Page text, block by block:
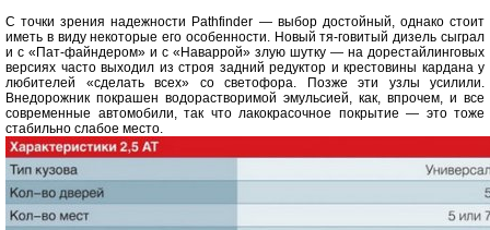
С точки зрения надежности Pathfinder — выбор достойный, однако стоит
иметь в виду некоторые его особенности. Новый тя-говитый дизель сыграл
и с «Пат-файндером» и с «Наваррой» злую шутку — на дорестайлинговых
версиях часто выходил из строя задний редуктор и крестовины кардана у
любителей «сделать всех» со светофора. Позже эти узлы усилили.
Внедорожник покрашен водорастворимой эмульсией, как, впрочем, и все
современные автомобили, так что лакокрасочное покрытие — это тоже
стабильно слабое место.